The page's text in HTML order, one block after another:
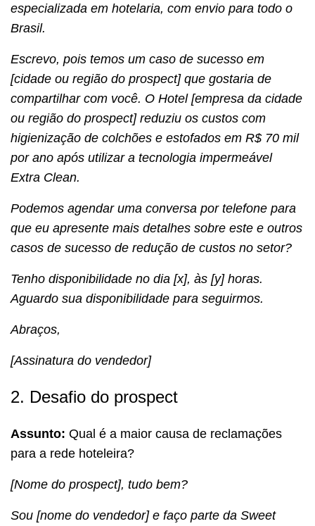
especializada em hotelaria, com envio para todo o
Brasil.
Escrevo, pois temos um caso de sucesso em
[cidade ou região do prospect] que gostaria de
compartilhar com você. O Hotel [empresa da cidade
ou região do prospect] reduziu os custos com
higienização de colchões e estofados em R$ 70 mil
por ano após utilizar a tecnologia impermeável
Extra Clean.
Podemos agendar uma conversa por telefone para
que eu apresente mais detalhes sobre este e outros
casos de sucesso de redução de custos no setor?
Tenho disponibilidade no dia [x], às [y] horas.
Aguardo sua disponibilidade para seguirmos.
Abraços,
[Assinatura do vendedor]
2. Desafio do prospect
Assunto: Qual é a maior causa de reclamações
para a rede hoteleira?
[Nome do prospect], tudo bem?
Sou [nome do vendedor] e faço parte da Sweet